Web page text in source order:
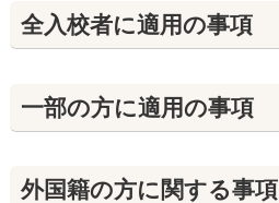
全入校者に適用の事項
⼀部の方に適用の事項
外国籍の方に関する事項